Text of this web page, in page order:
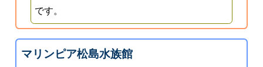
です。
マリンピア松島水族館